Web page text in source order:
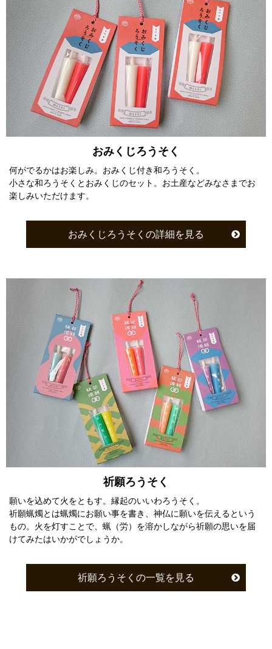
おみくじろうそく
何がでるかはお楽しみ。おみくじ付き和ろうそく。
小さな和ろうそくとおみくじのセット。お土産などみなさまでお
楽しみいただけます。
おみくじろうそくの詳細を見る
祈願ろうそく
願いを込めて火をともす。縁起のいいわろうそく。
祈願蝋燭とは蝋燭にお願い事を書き、神仏に願いを伝えるという
もの。火を灯すことで、蝋（労）を溶かしながら祈願の思いを届
けてみたはいかがでしょうか。
祈願ろうそくの一覧を見る